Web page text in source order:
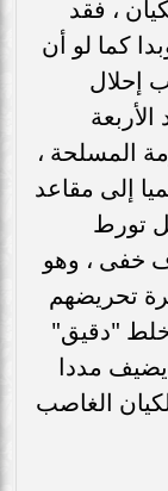
، فقد
كما لو أن
إحلال
الأربعة
المسلحة ،
إلى مقاعد
تورط
خفى ، وهو
تحريضهم
"دقيق"
مددا
الغاصب